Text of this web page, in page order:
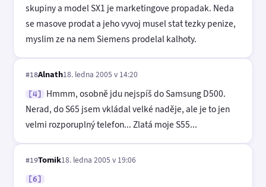
skupiny a model SX1 je marketingove propadak. Neda
se masove prodat a jeho vyvoj musel stat tezky penize,
myslim ze na nem Siemens prodelal kalhoty.
#18Alnath18. ledna 2005 v 14:20
[4]
Hmmm, osobně jdu nejspíš do Samsung D500.
Nerad, do S65 jsem vkládal velké naděje, ale je to jen
velmi rozporuplný telefon... Zlatá moje S55...
#19Tomik18. ledna 2005 v 19:06
[6]